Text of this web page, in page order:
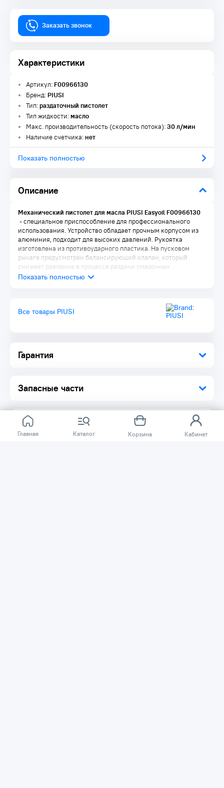
Главная Каталог Корзина Кабинет
Заказать звонок
Характеристики
Описание
Гарантия
Запасные части
Артикул:F00966130
Бренд:PIUSI
Тип:раздаточный пистолет
Тип жидкости:масло
Макс. производительность (скорость потока):30 л/мин
Наличие счетчика:нет
Показать полностью
Механический пистолет для масла PIUSI Easyoil F00966130​
- специальное приспособление для профессионального
использования. Устройство обладает прочным корпусом из
алюминия, подходит для высоких давлений. Рукоятка
изготовлена из противоударного пластика. На пусковом
рычаге предусмотрен балансирующий клапан, который
снижает давление в процессе раздачи смазочных
материалов.
Выпускное отверстие: 1/2” BSP
Механический пистолет 1 шт.
Все товары PIUSI